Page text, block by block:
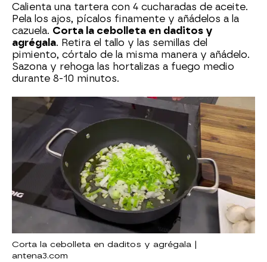
Calienta una tartera con 4 cucharadas de aceite.
Pela los ajos, pícalos finamente y añádelos a la
cazuela. Corta la cebolleta en daditos y
agrégala. Retira el tallo y las semillas del
pimiento, córtalo de la misma manera y añádelo.
Sazona y rehoga las hortalizas a fuego medio
durante 8-10 minutos.
Corta la cebolleta en daditos y agrégala |
antena3.com